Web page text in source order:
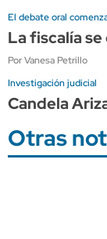
El debate oral
La fiscalía
Por Vanesa Petrillo
Investigación judicial
Candela
Otras